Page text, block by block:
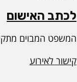
לכתב האישום
המשפט המבוים
קישור לאירוע